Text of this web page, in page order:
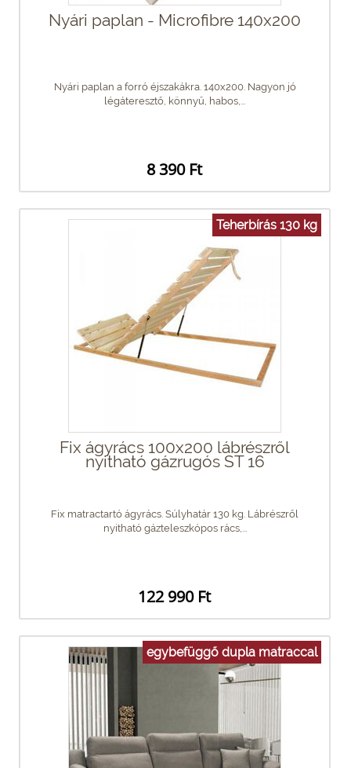
Nyári paplan - Microfibre 140x200
Nyári paplan a forró éjszakákra. 140x200. Nagyon jó
légáteresztő, könnyű, habos,...
8 390 Ft
Teherbírás 130 kg
Fix ágyrács 100x200 lábrészről
nyitható gázrugós ST 16
Fix matractartó ágyrács. Súlyhatár 130 kg. Lábrészről
nyitható gázteleszkópos rács,...
122 990 Ft
egybefüggő dupla matraccal